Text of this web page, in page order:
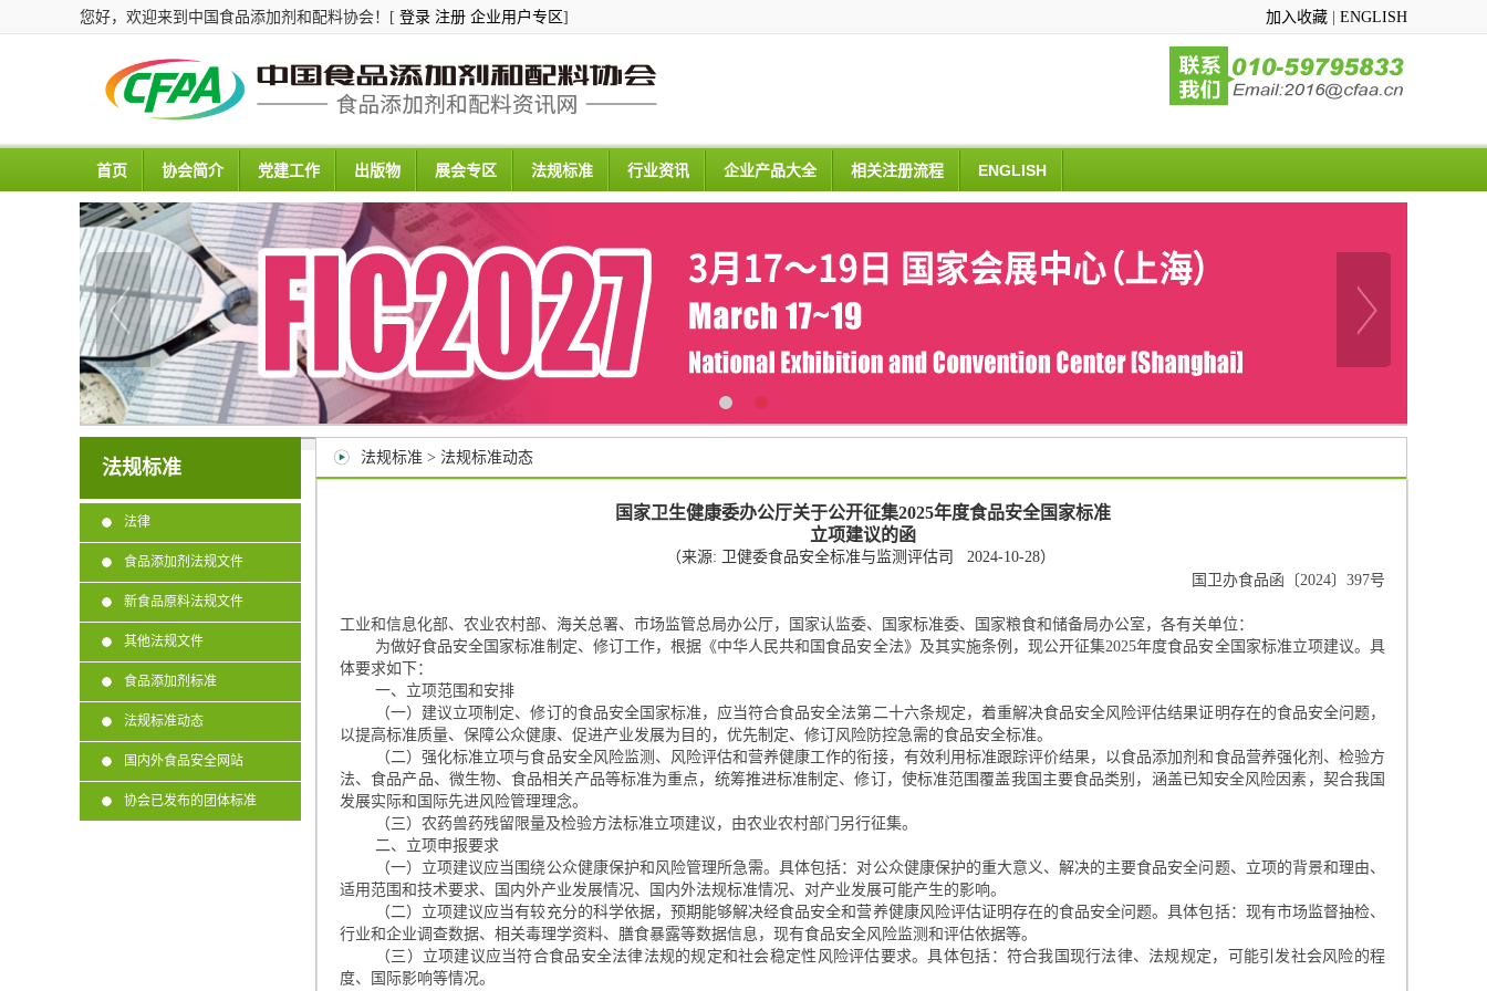
您好，欢迎来到中国食品添加剂和配料协会！[ 登录 注册 企业用户专区] 加入收藏 ENGLISH
首页 协会简介 党建工作 出版物 展会专区 法规标准 行业资讯 企业产品大全 相关注册流程 ENGLISH
法规标准
法律
食品添加剂法规文件
新食品原料法规文件
其他法规文件
食品添加剂标准
法规标准动态
国内外食品安全网站
协会已发布的团体标准
法规标准 > 法规标准动态
国家卫生健康委办公厅关于公开征集2025年度食品安全国家标准
立项建议的函
（来源: 卫健委食品安全标准与监测评估司 2024-10-28）
国卫办食品函〔2024〕 397号
工业和信息化部、农业农村部、海关总署、市场监管总局办公厅，国家认监委、国家标准委、国家粮食和储备局办公室，各有关单位：
为做好食品安全国家标准制定、修订工作，根据《中华人民共和国食品安全法》及其实施条例，现公开征集2025年度食品安全国家标准立项建议。具
体要求如下：
一、立项范围和安排
（一）建议立项制定、修订的食品安全国家标准，应当符合食品安全法第二十六条规定，着重解决食品安全风险评估结果证明存在的食品安全问题，
以提高标准质量、保障公众健康、促进产业发展为目的，优先制定、修订风险防控急需的食品安全标准。
（二）强化标准立项与食品安全风险监测、风险评估和营养健康工作的衔接，有效利用标准跟踪评价结果，以食品添加剂和食品营养强化剂、检验方
法、食品产品、微生物、食品相关产品等标准为重点，统筹推进标准制定、修订，使标准范围覆盖我国主要食品类别，涵盖已知安全风险因素，契合我国
发展实际和国际先进风险管理理念。
（三）农药兽药残留限量及检验方法标准立项建议，由农业农村部门另行征集。
二、立项申报要求
（一）立项建议应当围绕公众健康保护和风险管理所急需。具体包括：对公众健康保护的重大意义、解决的主要食品安全问题、立项的背景和理由、
适用范围和技术要求、国内外产业发展情况、国内外法规标准情况、对产业发展可能产生的影响。
（二）立项建议应当有较充分的科学依据，预期能够解决经食品安全和营养健康风险评估证明存在的食品安全问题。具体包括：现有市场监督抽检、
行业和企业调查数据、相关毒理学资料、膳食暴露等数据信息，现有食品安全风险监测和评估依据等。
（三）立项建议应当符合食品安全法律法规的规定和社会稳定性风险评估要求。具体包括：符合我国现行法律、法规规定，可能引发社会风险的程
度、国际影响等情况。